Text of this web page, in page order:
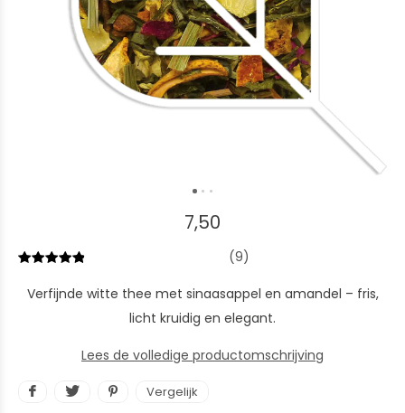
7,50
(9)
Verfijnde witte thee met sinaasappel en amandel – fris,
licht kruidig en elegant.
Lees de volledige productomschrijving
Vergelijk